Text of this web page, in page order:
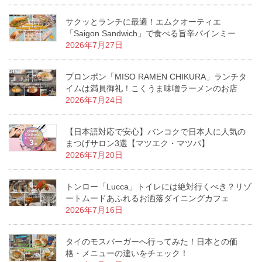
サクッとランチに最適！エムクオーティエ
「Saigon Sandwich」で食べる旨辛バインミー
2026年7月27日
プロンポン「MISO RAMEN CHIKURA」ランチタ
イムは満員御礼！こくうま味噌ラーメンのお店
2026年7月24日
【日本語対応で安心】バンコクで日本人に人気の
まつげサロン3選【マツエク・マツパ】
2026年7月20日
トンロー「Lucca」トイレには絶対行くべき？リゾ
ートムードあふれるお洒落ダイニングカフェ
2026年7月16日
タイのモスバーガーへ行ってみた！日本との価
格・メニューの違いをチェック！